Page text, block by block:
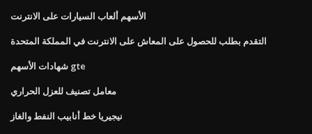
الأسهم ألعاب السيارات على الانترنت
التقدم بطلب للحصول على المعاش على الانترنت في المملكة المتحدة
شهادات الأسهم gte
معامل تصنيف للعزل الحراري
نيجيريا خط أنابيب النفط والغاز